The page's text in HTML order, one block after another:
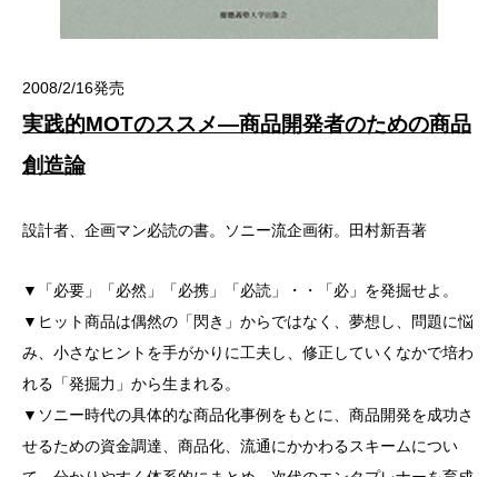
2008/2/16発売
実践的MOTのススメ―商品開発者のための商品
創造論
設計者、企画マン必読の書。ソニー流企画術。田村新吾著
▼「必要」「必然」「必携」「必読」・・「必」を発掘せよ。
▼ヒット商品は偶然の「閃き」からではなく、夢想し、問題に悩
み、小さなヒントを手がかりに工夫し、修正していくなかで培わ
れる「発掘力」から生まれる。
▼ソニー時代の具体的な商品化事例をもとに、商品開発を成功さ
せるための資金調達、商品化、流通にかかわるスキームについ